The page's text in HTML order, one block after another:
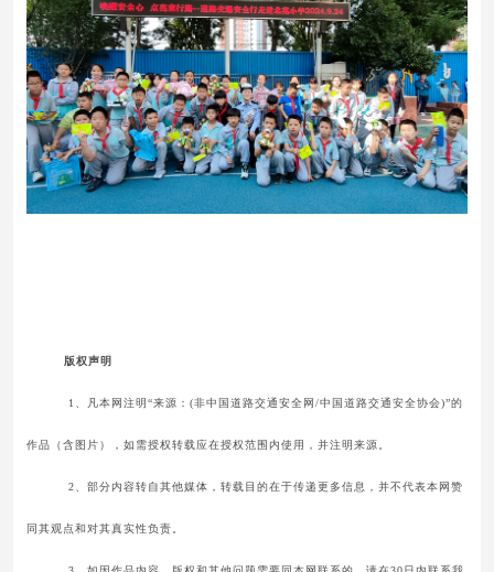
版权声明
1、凡本网注明“来源：(非中国道路交通安全网/中国道路交通安全协会)”的
作品（含图片），如需授权转载应在授权范围内使用，并注明来源。
2、部分内容转自其他媒体，转载目的在于传递更多信息，并不代表本网赞
同其观点和对其真实性负责。